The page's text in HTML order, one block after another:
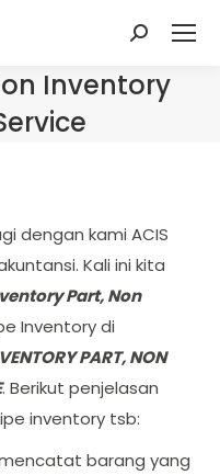
Search:
Inventory
dengan kami ACIS
Kali ini kita
Part, Non
Inventory di
PART, NON
. Berikut penjelasan
inventory tsb:
barang yang